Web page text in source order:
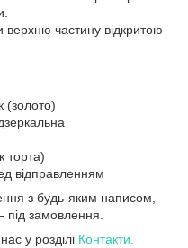
верхню частину відкритою
(золото)
торта)
відправленням
з будь-яким написом,
під замовлення.
у розділі Контакти.